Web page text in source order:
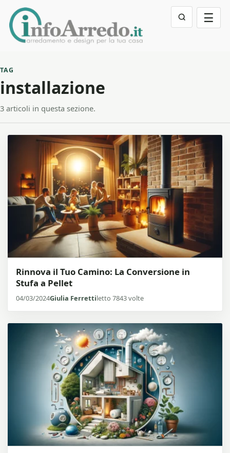
☰
TAG
installazione
3 articoli in questa sezione.
Rinnova il Tuo Camino: La Conversione in
Stufa a Pellet
04/03/2024Giulia Ferrettiletto 7843 volte